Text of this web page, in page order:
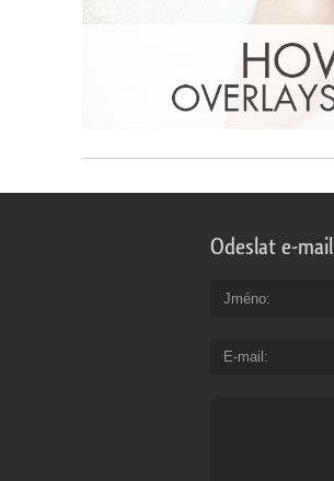
Odeslat e-mail
Jméno
E-mail